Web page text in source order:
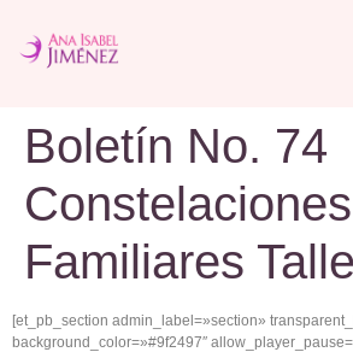
Boletín No. 74
Constelaciones
Familiares
[et_pb_section admin_label=»section»
background_color=»#9f2497″